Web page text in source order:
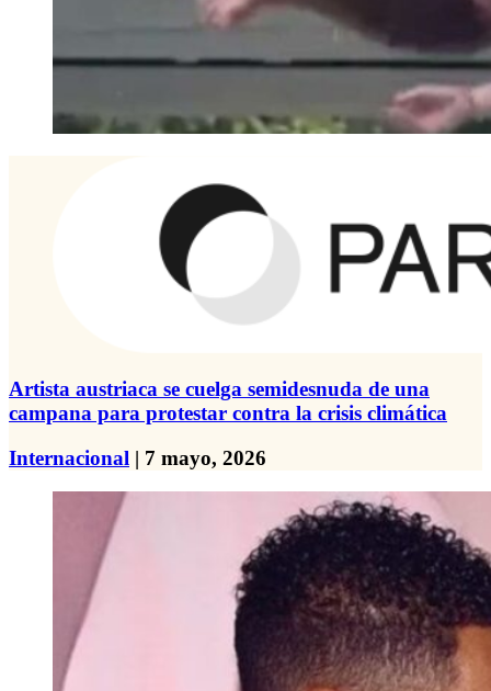
Artista austriaca se cuelga semidesnuda de una
campana para protestar contra la crisis climática
Internacional | 7 mayo, 2026